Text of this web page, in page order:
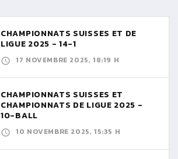
CHAMPIONNATS SUISSES ET DE
LIGUE 2025 - 14-1
17 NOVEMBRE 2025, 18:19 H
CHAMPIONNATS SUISSES ET
CHAMPIONNATS DE LIGUE 2025 -
10-BALL
10 NOVEMBRE 2025, 15:35 H